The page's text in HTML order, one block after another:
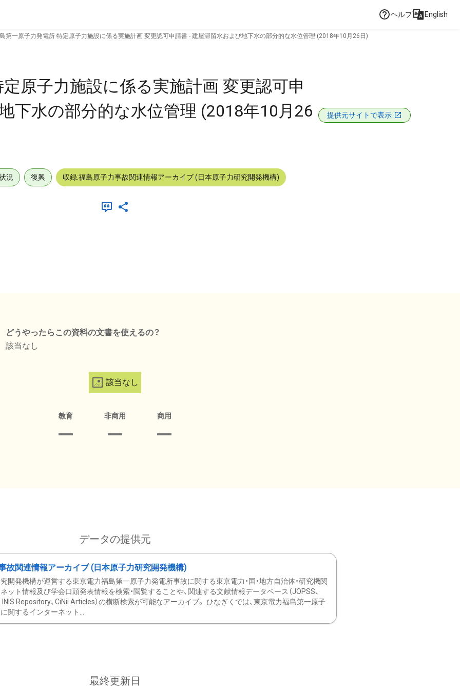
ヘルプ English
第一原子力発電所 特定原子力施設に係る実施計画 変更認可申請書 - 建屋滞留水および地下水の部分的な水位管理 (2018年10月26日)
原子力施設に係る実施計画 変更認可申
下水の部分的な水位管理 (2018年10月26
提供元サイトで表示
況 復興 収録:福島原子力事故関連情報アーカイブ (日本原子力研究開発機構)
どうやったらこの資料の文書を使えるの？
該当なし
該当なし
教育 非商用 商用
データの提供元
故関連情報アーカイブ (日本原子力研究開発機構)
開発機構が運営する東京電力福島第一原子力発電所事故に関する東京電力・国・地方自治体・研究機関
ット情報及び学会口頭発表情報を検索・閲覧することや、関連する文献情報データベース（JOPSS、
INIS Repository、CiNii Articles）の横断検索が可能なアーカイブ。 ひなぎくでは、東京電力福島第一原子
関するインターネット...
最終更新日